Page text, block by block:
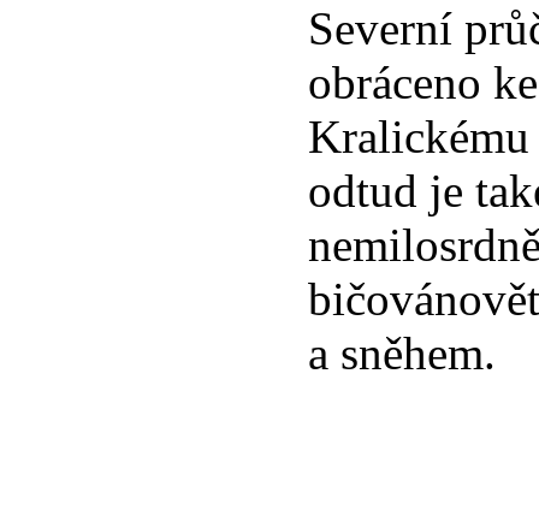
Severní
obráceno ke
Kralickému
odtud je
a sněhem.